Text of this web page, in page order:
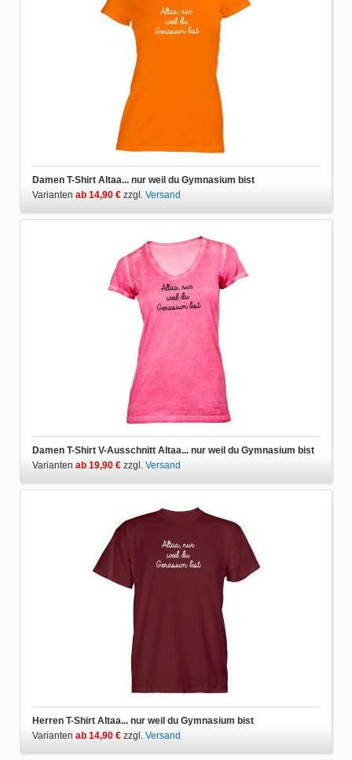
Damen T-Shirt Altaa... nur weil du Gymnasium bist
Varianten ab 14,90 € zzgl. Versand
Damen T-Shirt V-Ausschnitt Altaa... nur weil du Gymnasium bist
Varianten ab 19,90 € zzgl. Versand
Herren T-Shirt Altaa... nur weil du Gymnasium bist
Varianten ab 14,90 € zzgl. Versand